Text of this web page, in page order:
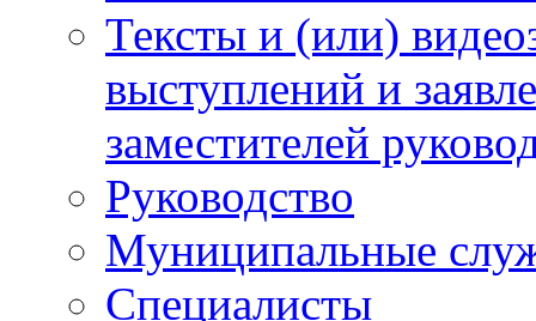
Тексты и (или)
выступлений и
заместителей
Руководство
Муниципальные
Специалисты